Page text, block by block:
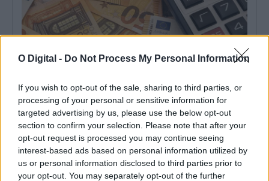
O Digital - Do Not Process My Personal Information
If you wish to opt-out of the sale, sharing to third parties, or
processing of your personal or sensitive information for
targeted advertising by us, please use the below opt-out
section to confirm your selection. Please note that after your
opt-out request is processed you may continue seeing
interest-based ads based on personal information utilized by
us or personal information disclosed to third parties prior to
your opt-out. You may separately opt-out of the further
Alentejo 2030 disponibiliza 5,3M€ para recuperação de
património histórico
O programa Alentejo 2030 tem abertas candidaturas para apoiar
investimentos de valorização cultural e...
4 Agosto, 2026 - 23:02